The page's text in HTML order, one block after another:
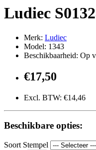
Ludiec
Merk: Ludiec
Model: 1343
Beschikbaarheid: Op
€17,50
Excl. BTW: €14,46
Beschikbare opties:
Soort Stempel